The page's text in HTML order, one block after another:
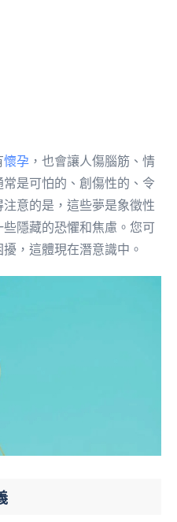
懷孕 ，也會讓人傷腦筋、情
是可怕的、創傷性的、令
意的是，這些夢是象徵性
隱藏的恐懼和焦慮。您可
，這體現在潛意識中。